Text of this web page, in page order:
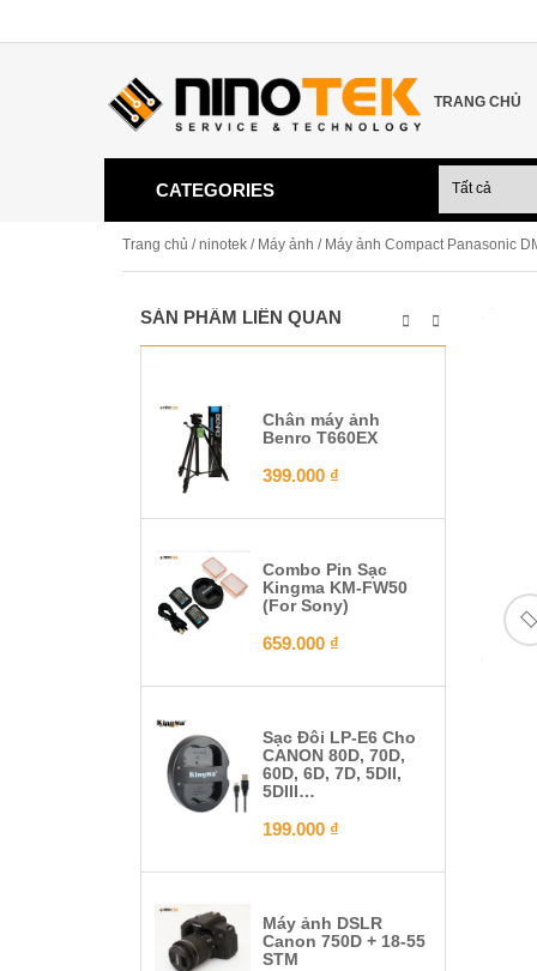
TRANG CHỦ
CATEGORIES
Trang chủ /ninotek / Máy ảnh / Máy ảnh Compact Panasonic
SẢN PHẨM LIÊN QUAN
Chân máy ảnh
Benro T660EX
399.000 ₫
Combo Pin Sạc
Kingma KM-FW50
(For Sony)
659.000 ₫
Sạc Đôi LP-E6 Cho
CANON 80D, 70D,
60D, 6D, 7D, 5DII,
5DIII…
199.000 ₫
Máy ảnh DSLR
Canon 750D + 18-55
STM